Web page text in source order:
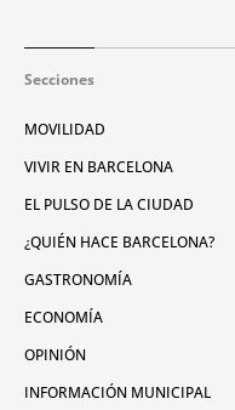
Secciones
MOVILIDAD
VIVIR EN BARCELONA
EL PULSO DE LA CIUDAD
¿QUIÉN HACE BARCELONA?
GASTRONOMÍA
ECONOMÍA
OPINIÓN
INFORMACIÓN MUNICIPAL